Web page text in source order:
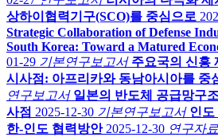
상하이협력기구(SCO)를 중심으로
Strategic Collaboration of Defense
South Korea: Toward a Matured
01-29 기본연구보고서 주요국의 신흥
시사점: 아프리카와 동남아시아를 중
연구보고서 일본의 반도체 공급망구
사점 2025-12-30 기본연구보고서 인도
한-인도 협력방안 2025-12-30 연구자료